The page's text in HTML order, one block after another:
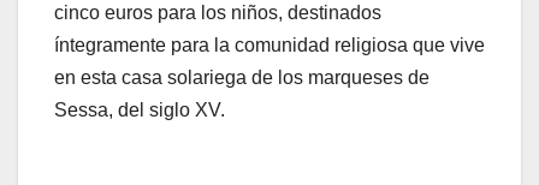
cinco euros para los niños, destinados
íntegramente para la comunidad religiosa que vive
en esta casa solariega de los marqueses de
Sessa, del siglo XV.